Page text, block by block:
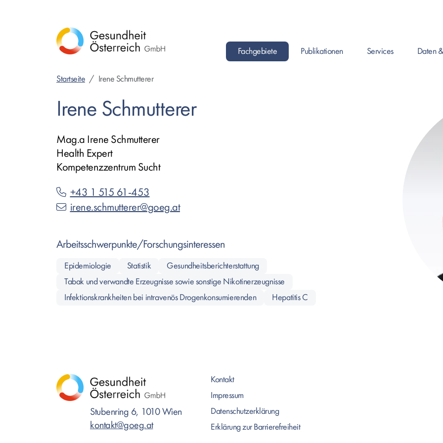
Fachgebiete
Publikationen
Services
Daten
Startseite
Irene Schmutterer
Irene Schmutterer
Mag.a Irene Schmutterer
Health Expert
Kompetenzzentrum Sucht
+43 1 515 61-453
irene.schmutterer@goeg.at
Arbeitsschwerpunkte/Forschungsinteressen
Epidemiologie Statistik
Gesundheitsberichterstattung
Tabak und verwandte Erzeugnisse sowie sonstige Nikotinerzeugnisse
Infektionskrankheiten bei intravenös Drogenkonsumierenden
Hepatitis C
Stubenring 6, 1010 Wien
kontakt@goeg.at
Kontakt
Impressum
Datenschutzerklärung
Erklärung zur Barrierefreiheit